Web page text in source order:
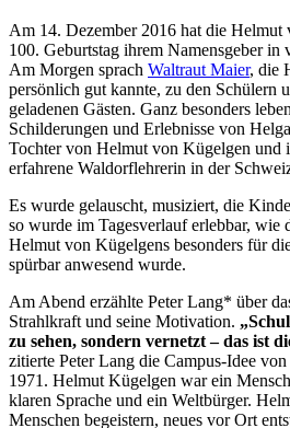
Am 14. Dezember 2016 hat die
100. Geburtstag ihrem Namensgeber in
Am Morgen sprach Waltraut Maier, die
persönlich gut kannte, zu den Schülern
geladenen Gästen. Ganz besonders
Schilderungen und Erlebnisse von
Tochter von Helmut von Kügelgen und
erfahrene Waldorflehrerin in der
Es wurde gelauscht, musiziert, die
so wurde im Tagesverlauf erlebbar, wie
Helmut von Kügelgens besonders für
spürbar anwesend wurde.
Am Abend erzählte Peter Lang* über
Strahlkraft und seine Motivation.
zu sehen, sondern vernetzt – das ist
zitierte Peter Lang die Campus-Idee
1971. Helmut Kügelgen war ein
klaren Sprache und ein Weltbürger.
Menschen begeistern, neues vor Ort